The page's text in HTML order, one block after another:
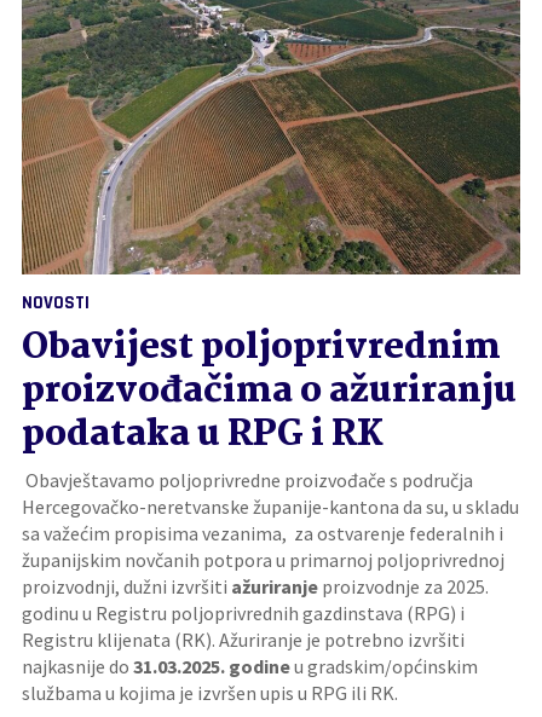
NOVOSTI
Obavijest poljoprivrednim
proizvođačima o ažuriranju
podataka u RPG i RK
Obavještavamo poljoprivredne proizvođače s područja
Hercegovačko-neretvanske županije-kantona da su, u skladu
sa važećim propisima vezanima, za ostvarenje federalnih i
županijskim novčanih potpora u primarnoj poljoprivrednoj
proizvodnji, dužni izvršiti ažuriranje proizvodnje za 2025.
godinu u Registru poljoprivrednih gazdinstava (RPG) i
Registru klijenata (RK). Ažuriranje je potrebno izvršiti
najkasnije do 31.03.2025. godineu gradskim/općinskim
službama u kojima je izvršen upis u RPG ili RK.